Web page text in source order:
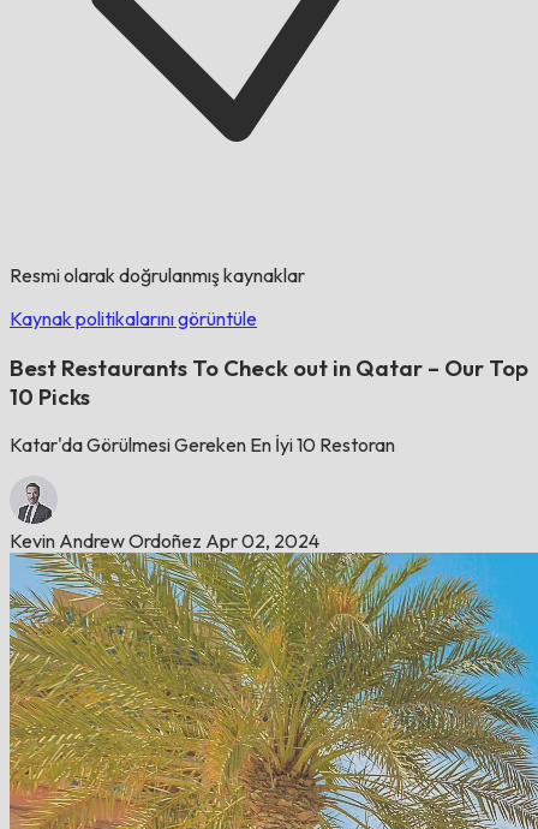
Resmi olarak doğrulanmış kaynaklar
Kaynak politikalarını görüntüle
Best Restaurants To Check out in Qatar – Our Top
10 Picks
Katar'da Görülmesi Gereken En İyi 10 Restoran
Kevin Andrew Ordoñez Apr 02, 2024